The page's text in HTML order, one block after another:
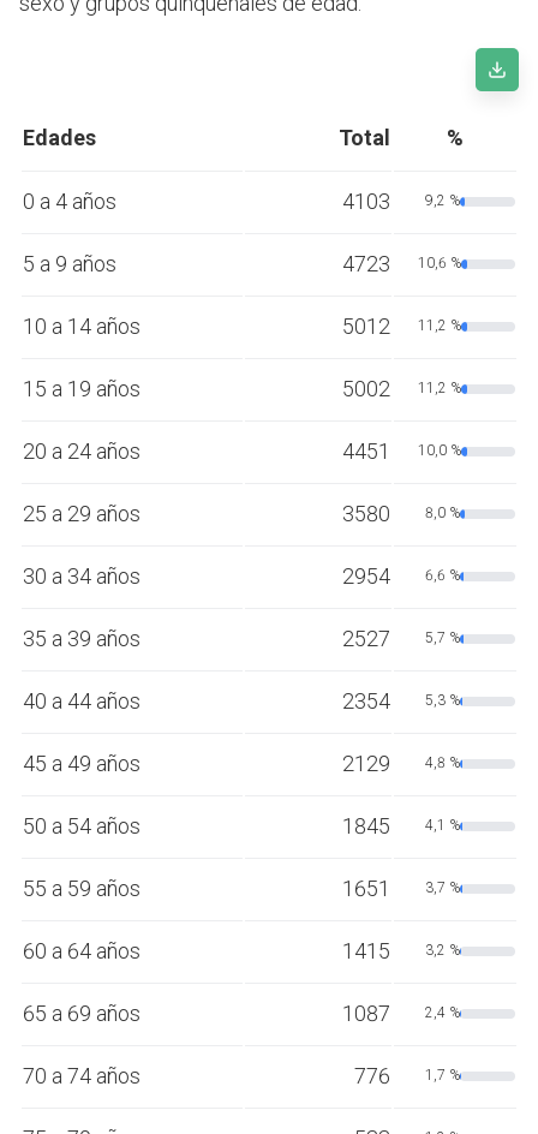
Edades Total %
0 a 4 años 4103 9,2 %
5 a 9 años 4723 10,6 %
10 a 14 años 5012 11,2 %
15 a 19 años 5002 11,2 %
20 a 24 años 4451 10,0 %
25 a 29 años 3580 8,0 %
30 a 34 años 2954 6,6 %
35 a 39 años 2527 5,7 %
40 a 44 años 2354 5,3 %
45 a 49 años 2129 4,8 %
50 a 54 años 1845 4,1 %
55 a 59 años 1651 3,7 %
60 a 64 años 1415 3,2 %
65 a 69 años 1087 2,4 %
70 a 74 años 776 1,7 %